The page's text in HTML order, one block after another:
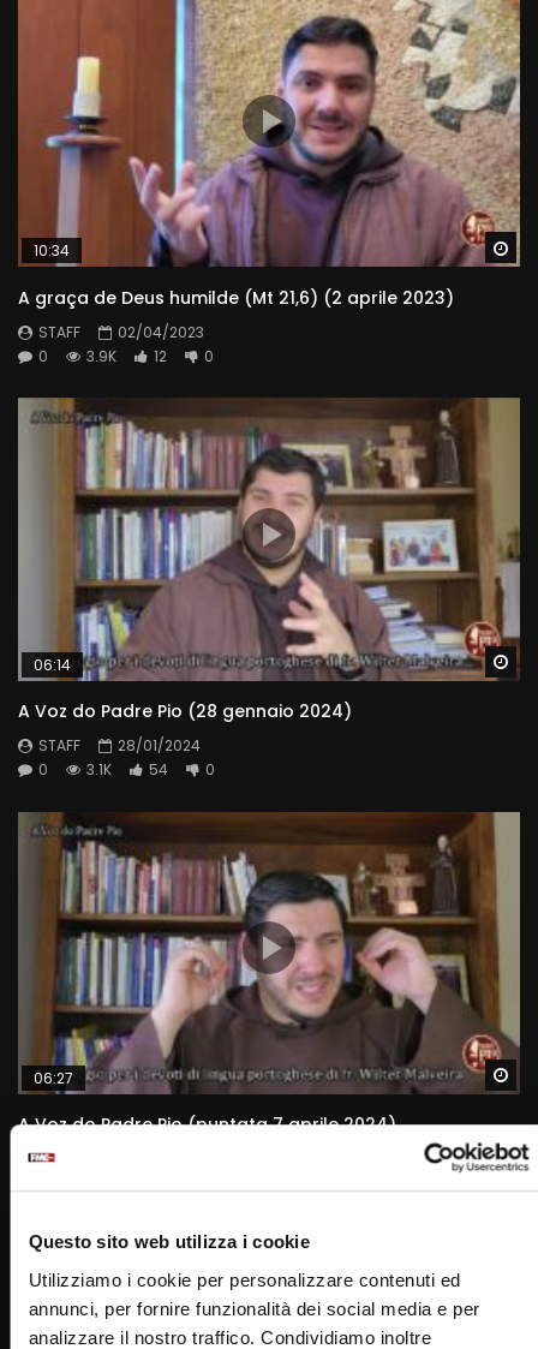
Questo sito web utilizza i cookie
Utilizziamo i cookie per personalizzare contenuti ed
annunci, per fornire funzionalità dei social media e per
analizzare il nostro traffico. Condividiamo inoltre
10:34
A graça de Deus humilde (Mt 21,6) (2 aprile 2023)
STAFF
02/04/2023
0
3.9K 12 0
06:14
A Voz do Padre Pio (28 gennaio 2024)
STAFF
28/01/2024
0
3.1K 54 0
06:27
A Voz do Padre Pio (puntata 7 aprile 2024)
STAFF